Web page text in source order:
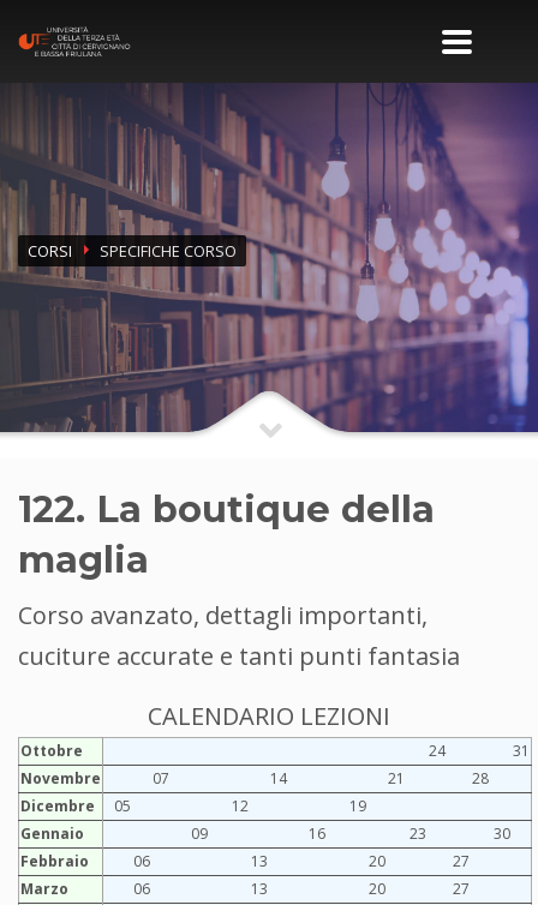
CORSI SPECIFICHE CORSO
122. La boutique della
maglia
Corso avanzato, dettagli importanti,
cuciture accurate e tanti punti fantasia
CALENDARIO LEZIONI
Ottobre 24
31
Novembre
07 14 21
28
Dicembre
05 12
19
Gennaio
09 16 23
30
Febbraio
06 13 20
27
Marzo
06 13 20
27